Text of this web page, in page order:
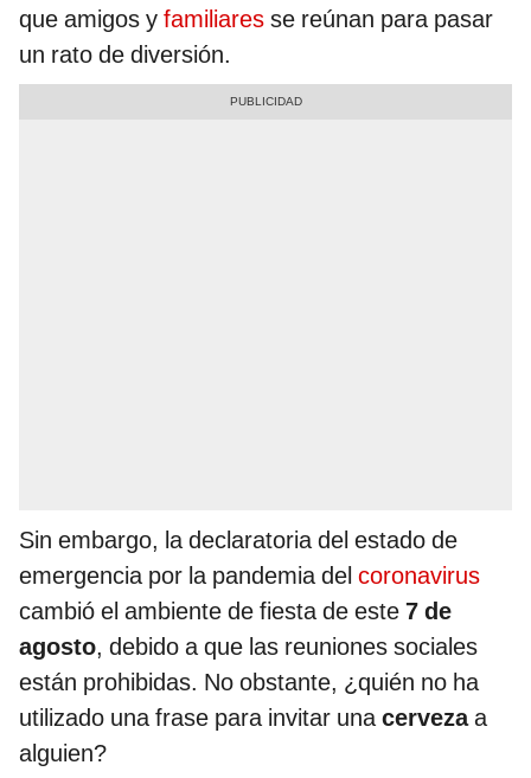
que amigos y familiares se reúnan para pasar
un rato de diversión.
Sin embargo, la declaratoria del estado de
emergencia por la pandemia del coronavirus
cambió el ambiente de fiesta de este 7 de
agosto, debido a que las reuniones sociales
están prohibidas. No obstante, ¿quién no ha
utilizado una frase para invitar unacervezaa
alguien?